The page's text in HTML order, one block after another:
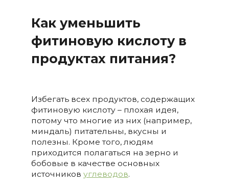
Как уменьшить
фитиновую кислоту в
продуктах питания?
Избегать всех продуктов, содержащих
фитиновую кислоту – плохая идея,
потому что многие из них (например,
миндаль) питательны, вкусны и
полезны. Кроме того, людям
приходится полагаться на зерно и
бобовые в качестве основных
источников углеводов.